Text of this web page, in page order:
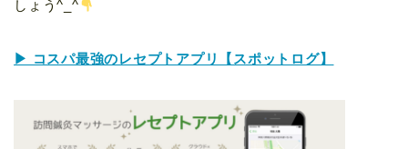
しょう^_^
▶ コスパ最強のレセプトアプリ【スポットログ】